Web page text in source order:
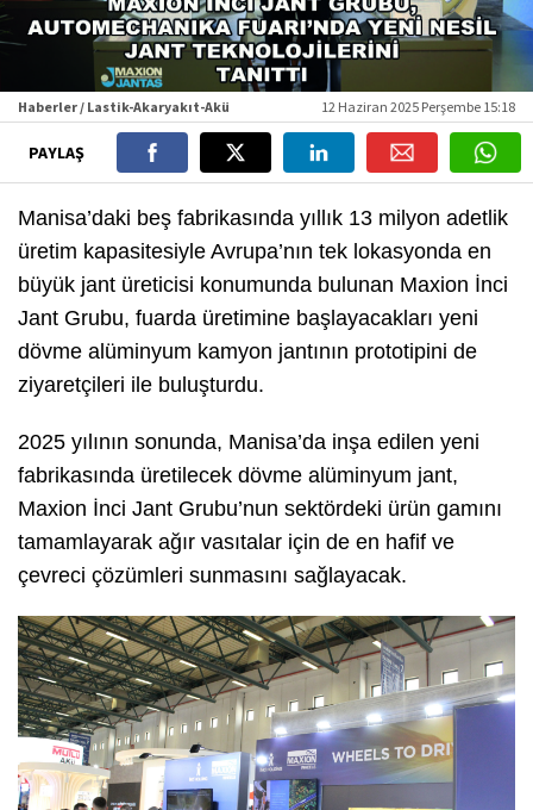
Haberler / Lastik-Akaryakıt-Akü 12 Haziran 2025 Perşembe 15:18
PAYLAŞ
Manisa’daki beş fabrikasında yıllık 13 milyon adetlik
üretim kapasitesiyle Avrupa’nın tek lokasyonda en
büyük jant üreticisi konumunda bulunan Maxion İnci
Jant Grubu, fuarda üretimine başlayacakları yeni
dövme alüminyum kamyon jantının prototipini de
ziyaretçileri ile buluşturdu.
2025 yılının sonunda, Manisa’da inşa edilen yeni
fabrikasında üretilecek dövme alüminyum jant,
Maxion İnci Jant Grubu’nun sektördeki ürün gamını
tamamlayarak ağır vasıtalar için de en hafif ve
çevreci çözümleri sunmasını sağlayacak.